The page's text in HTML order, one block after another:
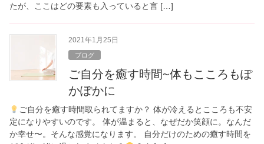
たが、ここはどの要素も入っていると言 […]
2021年1月25日
ブログ
ご自分を癒す時間~体もこころもぽ
かぽかに
ご自分を癒す時間取られてますか？ 体が冷えるとこころも不安
定になりやすいのです。 体が温まると、なぜだか笑顔に。なんだ
か幸せ〜。そんな感覚になります。 自分だけのための癒す時間を